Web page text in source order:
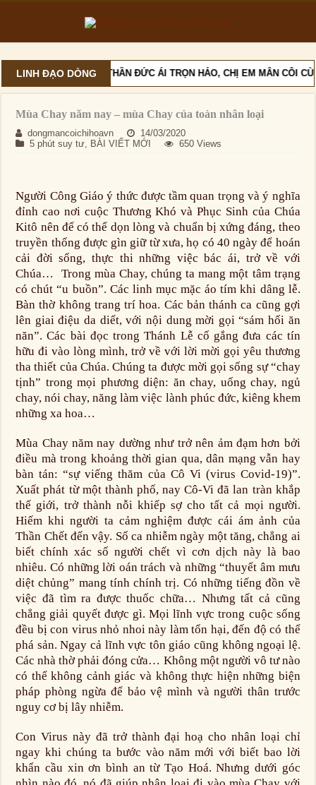
LINH ĐẠO DÒNG
VỚI TINH THẦN ĐỨC ÁI TRỌN HẢO, CHỊ EM MÂN CÔI
Mùa Chay năm nay – mùa Chay của toàn nhân loại
dongmancoichihoavn
14/03/2020
5 phút suy tư BÀI VIẾT MỚI 650 Views
Người Công Giáo ý thức được tầm quan trọng và ý nghĩa
đỉnh cao nơi cuộc Thương Khó và Phục Sinh của Chúa
Kitô nên để có thể dọn lòng và chuẩn bị xứng đáng, theo
truyền thống được gìn giữ từ xưa, họ có 40 ngày để hoán
cải đời sống, thực thi những việc bác ái, trở về với
Chúa… Trong mùa Chay, chúng ta mang một tâm trạng
có chút “u buồn”. Các linh mục mặc áo tím khi dâng lễ.
Bàn thờ không trang trí hoa. Các bản thánh ca cũng gợi
lên giai điệu da diết, với nội dung mời gọi “sám hối ăn
năn”. Các bài đọc trong Thánh Lễ cố gắng đưa các tín
hữu đi vào lòng mình, trở về với lời mời gọi yêu thương
tha thiết của Chúa. Chúng ta được mời gọi sống sự “chay
tịnh” trong mọi phương diện: ăn chay, uống chay, ngủ
chay, nói chay, năng làm việc lành phúc đức, kiêng khem
những xa hoa…
Mùa Chay năm nay dường như trở nên ảm đạm hơn bởi
điều mà trong khoảng thời gian qua, dân mạng vẫn hay
bàn tán: “sự viếng thăm của Cô Vi (virus Covid-19)”.
Xuất phát từ một thành phố, nay Cô-Vi đã lan tràn khắp
thế giới, trở thành nỗi khiếp sợ cho tất cả mọi người.
Hiếm khi người ta cảm nghiệm được cái ám ảnh của
Thần Chết đến vậy. Số ca nhiễm ngày một tăng, chẳng ai
biết chính xác số người chết vì cơn dịch này là bao
nhiêu. Có những lời oán trách và những “thuyết âm mưu
diệt chủng” mang tính chính trị. Có những tiếng đồn về
việc đã tìm ra được thuốc chữa… Nhưng tất cả cũng
chẳng giải quyết được gì. Mọi lĩnh vực trong cuộc sống
đều bị con virus nhỏ nhoi này làm tổn hại, đến độ có thể
phá sản. Ngay cả lĩnh vực tôn giáo cũng không ngoại lệ.
Các nhà thờ phải đóng cửa… Không một người vô tư nào
có thể không cảnh giác và không thực hiện những biện
pháp phòng ngừa để bảo vệ mình và người thân trước
nguy cơ bị lây nhiễm.
Con Virus này đã trở thành đại hoạ cho nhân loại chỉ
ngay khi chúng ta bước vào năm mới với biết bao lời
khẩn cầu xin ơn bình an từ Tạo Hoá. Nhưng dưới góc